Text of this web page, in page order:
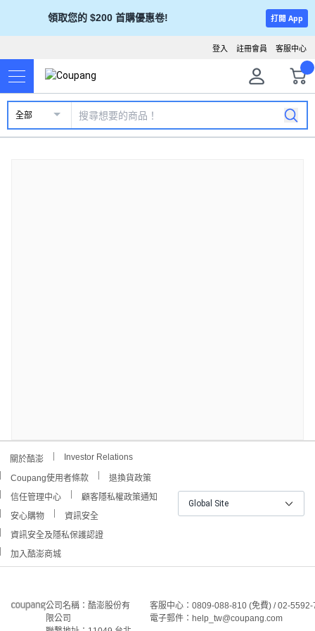
領取您的 $200 首購優惠卷! 打開 App
客服中心
註冊會員
登入
全部
關於酷澎 Investor Relations
Coupang使用者條款
退換貨政策
信任管理中心
顧客隱私權政策通知
安心購物
資訊安全
資訊安全及隱私保護認證
加入酷澎商城
Global Site
公司名稱：酷澎股份有
限公司
客服中心：0809-088-810 (免費) / 02-
電子郵件：help_tw@coupang.com